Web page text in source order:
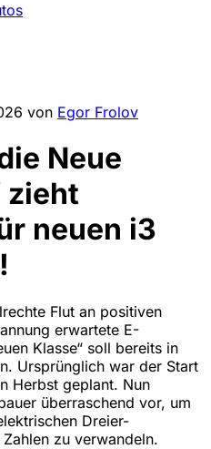
von Egor Frolov
Neue
zieht
neuen i3
Flut an positiven
erwartete E-
Klasse“ soll bereits in
Ursprünglich war der Start
Herbst geplant. Nun
überraschend vor, um
Dreier-
zu verwandeln.